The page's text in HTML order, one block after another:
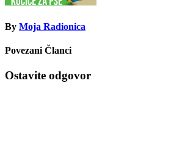
By Moja Radionica
Povezani Članci
Ostavite odgovor